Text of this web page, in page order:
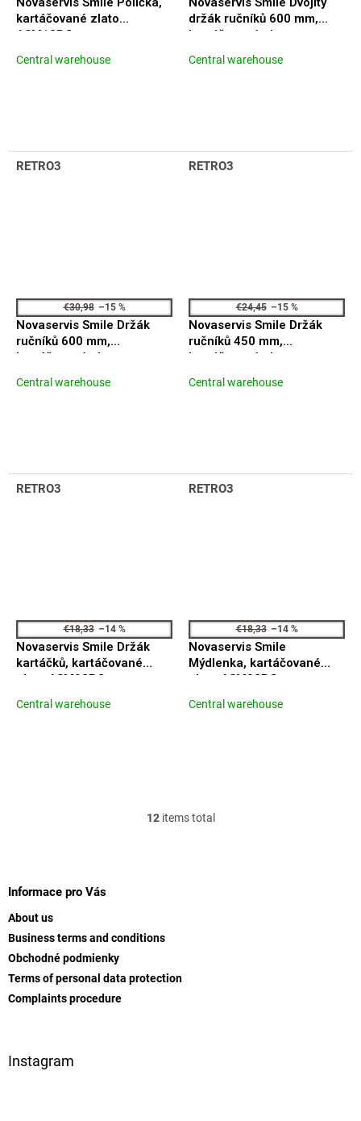
kartáčované zlato
ASM13BG
Central warehouse
držák ručníků 600 mm,
kartáčované zlato
Central warehouse
RETRO3
€30,98 –15 %
Novaservis Smile Držák
ručníků 600 mm,
kartáčované zlato
Central warehouse
RETRO3
€24,45 –15 %
Novaservis Smile Držák
ručníků 450 mm,
kartáčované zlato
Central warehouse
RETRO3
€18,33 –14 %
Novaservis Smile Držák
kartáčků, kartáčované
zlato ASM03BG
Central warehouse
RETRO3
€18,33 –14 %
Novaservis Smile
Mýdlenka, kartáčované
zlato ASM02BG
Central warehouse
L
t
12items total
Informace pro Vás
About us
Business terms and conditions
Obchodné podmienky
Terms of personal data protection
Complaints procedure
Instagram